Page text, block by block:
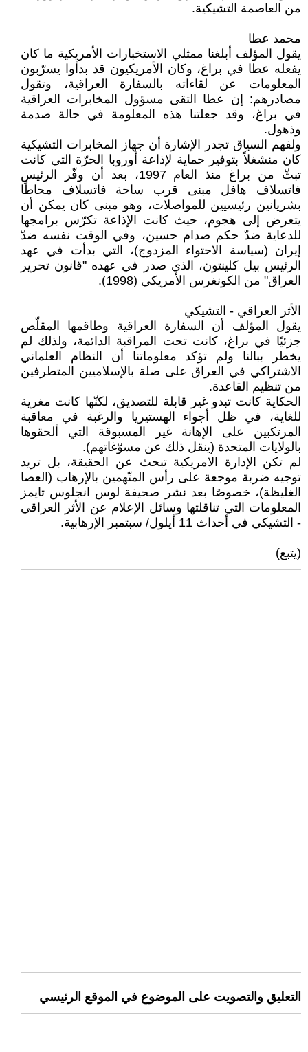
من العاصمة التشيكية.
محمد عطا
يقول المؤلف أبلغنا ممثلي الاستخبارات الأمريكية ما كان
يفعله عطا في براغ، وكان الأمريكيون قد بدأوا يسرّبون
المعلومات عن لقاءاته بالسفارة العراقية، وتقول
مصادرهم: إن عطا التقى مسؤول المخابرات العراقية
في براغ، وقد جعلتنا هذه المعلومة في حالة صدمة
وذهول.
ولفهم السياق تجدر الإشارة أن جهاز المخابرات التشيكية
كان منشغلاً بتوفير حماية لإذاعة أوروبا الحرّة التي كانت
تبثّ من براغ منذ العام 1997، بعد أن وفّر الرئيس
فاتسلاف هافل مبنى قرب ساحة فاتسلاف محاطًا
بشريانين رئيسيين للمواصلات، وهو مبنى كان يمكن أن
يتعرض إلى هجوم، حيث كانت الإذاعة تكرّس برامجها
للدعاية ضدّ حكم صدام حسين، وفي الوقت نفسه ضدّ
إيران (سياسة الاحتواء المزدوج)، التي بدأت في عهد
الرئيس بيل كلينتون، الذي صدر في عهده "قانون تحرير
العراق" من الكونغرس الأمريكي (1998).
الأثر العراقي - التشيكي
يقول المؤلف أن السفارة العراقية وطاقمها المقلّص
جزئيًا في براغ، كانت تحت المراقبة الدائمة، ولذلك لم
يخطر ببالنا ولم تؤكد معلوماتنا أن النظام العلماني
الاشتراكي في العراق على صلة بالإسلاميين المتطرفين
من تنظيم القاعدة.
الحكاية كانت تبدو غير قابلة للتصديق، لكنّها كانت مغرية
للغاية، في ظل أجواء الهستيريا والرغبة في معاقبة
المرتكبين على الإهانة غير المسبوقة التي ألحقوها
بالولايات المتحدة (ينقل ذلك عن مسوّغاتهم).
لم تكن الإدارة الامريكية تبحث عن الحقيقة، بل تريد
توجيه ضربة موجعة على رأس المتّهمين بالإرهاب (العصا
الغليظة)، خصوصًا بعد نشر صحيفة لوس انجلوس تايمز
المعلومات التي تناقلتها وسائل الإعلام عن الأثر العراقي
- التشيكي في أحداث 11 أيلول/ سبتمبر الإرهابية.
(يتبع)
التعليق والتصويت على الموضوع في الموقع الرئيسي